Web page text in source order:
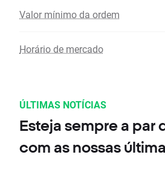
Valor mínimo da ordem
Horário de mercado
ÚLTIMAS NOTÍCIAS
Esteja sempre a par
com as nossas